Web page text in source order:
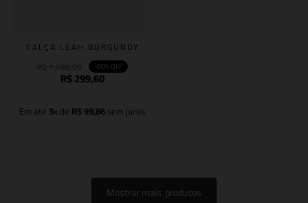
CALÇA LEAH BURGUNDY
-80% OFF
R$299,60
Em até 3x de R$99,86sem juros
Mostrar mais